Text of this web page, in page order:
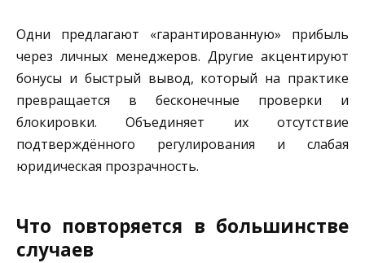
Одни предлагают «гарантированную» прибыль
через личных менеджеров. Другие акцентируют
бонусы и быстрый вывод, который на практике
превращается в бесконечные проверки и
блокировки. Объединяет их отсутствие
подтверждённого регулирования и слабая
юридическая прозрачность.
Что повторяется в большинстве
случаев